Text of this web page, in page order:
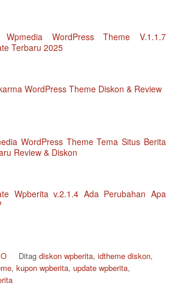
Wpmedia WordPress Theme V.1.1.7
Terbaru 2025
WordPress Theme Diskon & Review
WordPress Theme Tema Situs Berita
Review & Diskon
Wpberita v.2.1.4 Ada Perubahan Apa
Ditag diskon wpberita, idtheme diskon,
, kupon wpberita, update wpberita,